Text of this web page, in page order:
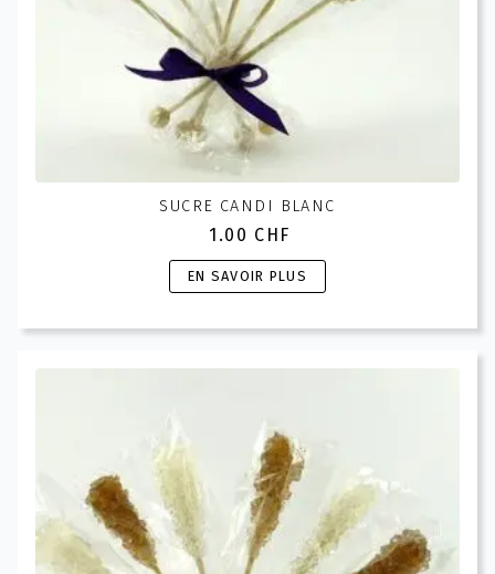
SUCRE CANDI BLANC
1.00 CHF
EN SAVOIR PLUS
Ce
produit
variations.
peuvent
être
choisies
sur
la
page